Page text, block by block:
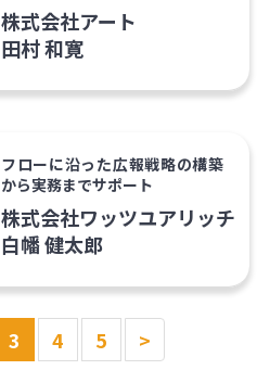
株式会社アート
田村 和寛
フローに沿った広報戦略の構築
から実務までサポート
株式会社ワッツユアリッチ
白幡 健太郎
3 4 5 >